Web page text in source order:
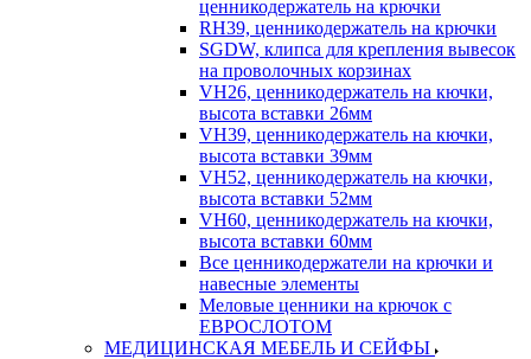
ценникодержатель на крючки
RH39, ценникодержатель на крючки
SGDW, клипса для крепления вывесок
на проволочных корзинах
VH26, ценникодержатель на кючки,
высота вставки 26мм
VH39, ценникодержатель на кючки,
высота вставки 39мм
VH52, ценникодержатель на кючки,
высота вставки 52мм
VH60, ценникодержатель на кючки,
высота вставки 60мм
Все ценникодержатели на крючки и
навесные элементы
Меловые ценники на крючок с
ЕВРОСЛОТОМ
МЕДИЦИНСКАЯ МЕБЕЛЬ И СЕЙФЫ